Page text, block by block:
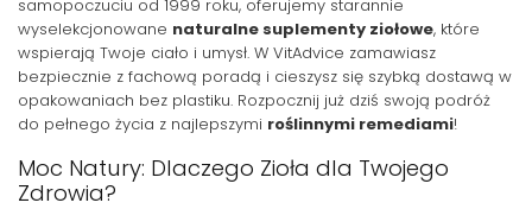
samopoczuciu od 1999 roku, oferujemy starannie
wyselekcjonowane naturalne suplementy ziołowe, które
wspierają Twoje ciało i umysł. W VitAdvice zamawiasz
bezpiecznie z fachową poradą i cieszysz się szybką dostawą w
opakowaniach bez plastiku. Rozpocznij już dziś swoją podróż
do pełnego życia z najlepszymi roślinnymi remediami!
Moc Natury: Dlaczego Zioła dla Twojego
Zdrowia?